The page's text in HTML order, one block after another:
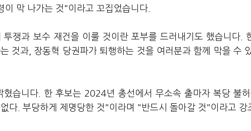
이 막 나가는 것"이라고 꼬집었습니다.
투쟁과 보수 재건을 이룰 것이란 포부를 드러내기도 했습니다.
것과, 장동혁 당권파가 퇴행하는 것을 여러분과 함께 막을 수
혔습니다. 한 후보는 2024년 총선에서 무소속 출마자 복당 불
다. 부당하게 제명당한 것"이라며 "반드시 돌아갈 것"이라고 강